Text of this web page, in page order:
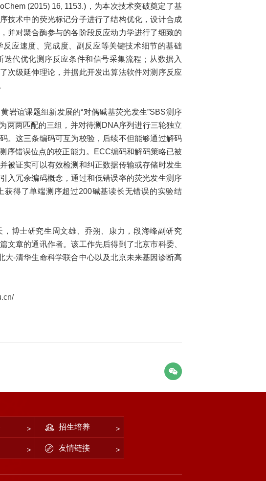
(2015) 16, 1153.)，为本次技术突破奠定了基
技术中的荧光标记分子进行了结构优化，设计合成
并对聚合酶参与的各阶段反应动力学进行了细致的
应速度、完成度、副反应等关键技术细节的基础
迭代优化测序反应条件和信号采集流程；从数据入
次级延伸理论，并据此开发出算法软件对测序反应
谊课题组新发展的“对偶碱基荧光发生”SBS测序
两两匹配的三组，并对待测DNA序列进行三轮独立
。这三条编码可互为校验，后续不但能够通过解码
序错误位点的校正能力。ECC编码和解码策略已被
被证实可以有效检测和纠正数据传输或存储时发生
入冗余编码概念，通过和低错误率的荧光发生测序
得了单端测序超过200碱基读长无错误的实验结
士研究生周文雄、乔朔、康力，段海峰副研究
文章的通讯作者。该工作先后得到了北京市科委、
大-清华生命科学联合中心以及北京未来基因诊断高
招生培养
友情链接